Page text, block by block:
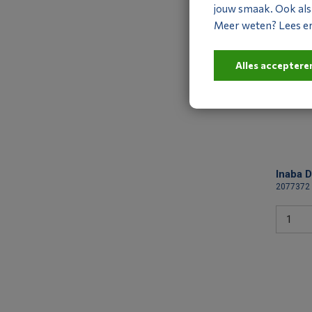
2077360
Inaba
2077372
jouw smaak. Ook
Meer weten? Lees
Alles